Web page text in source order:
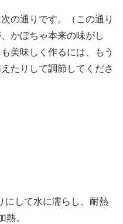
の通りです。（この通り
かぼちゃ本来の味がし
美味しく作るには、もう
たりして調節してくださ
して水に濡らし、耐熱
熱。